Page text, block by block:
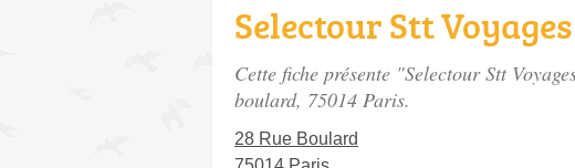
Selectour Stt Voyages
Cette fiche présente "Selectour Stt
boulard, 75014 Paris.
28 Rue Boulard